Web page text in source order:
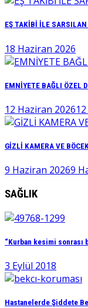
EŞ TAKİBİ İLE
18 Haziran 2026
EMNİYETE BAĞLI ÖZEL
12 Haziran 2026
GİZLİ KAMERA VE
9 Haziran 20269
SAĞLIK
“Kurban kesimi sonrası
3 Eylül 2018
Hastanelerde Şiddete